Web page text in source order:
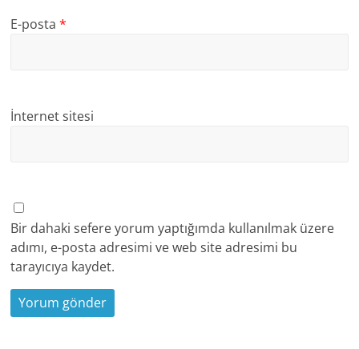
E-posta*
İnternet sitesi
Bir dahaki sefere yorum yaptığımda kullanılmak üzere
adımı, e-posta adresimi ve web site adresimi bu
tarayıcıya kaydet.